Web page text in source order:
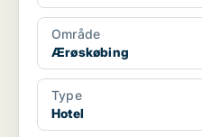
Område
Ærøskøbing
Type
Hotel